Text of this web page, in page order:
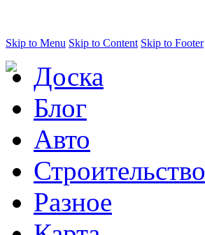
Skip to Menu Skip to Content Skip to Footer
Доска
Блог
Авто
Строительство
Разное